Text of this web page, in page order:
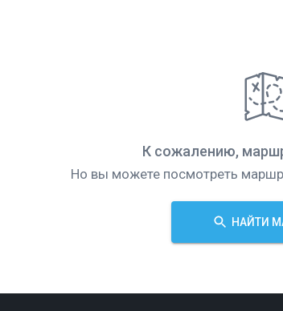
К сожалению,
Но вы можете посмотреть
НАЙТИ